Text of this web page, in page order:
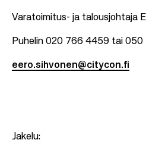
Varatoimitus- ja talousjohtaja
Puhelin 020 766 4459 tai 050
eero.sihvonen@citycon.fi
Jakelu: